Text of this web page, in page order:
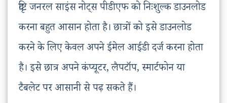
दृष्टि जनरल साइंस नोट्स पीडीएफ को निःशुल्क डाउनलोड
करना बहुत आसान होता है। छात्रों को इसे डाउनलोड
करने के लिए केवल अपने ईमेल आईडी दर्ज करना होता
है। इसे छात्र अपने कंप्यूटर, लैपटॉप, स्मार्टफोन या
टैबलेट पर आसानी से पढ़ सकते हैं।